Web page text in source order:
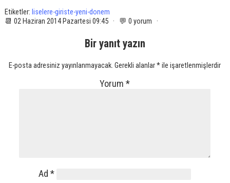
Etiketler: liselere-giriste-yeni-donem
📆 02 Haziran 2014 Pazartesi 09:45 · 💬 0 yorum ·
Bir yanıt yazın
E-posta adresiniz yayınlanmayacak. Gerekli alanlar*ile işaretlenmişlerdir
Yorum*
Ad*